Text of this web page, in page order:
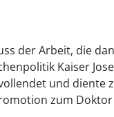
der Arbeit, die
Kaiser
und
zum